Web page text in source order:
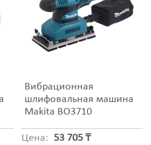
Вибрационная
шлифовальная машина
Makita BO3710
Цена: 53 705 ₸